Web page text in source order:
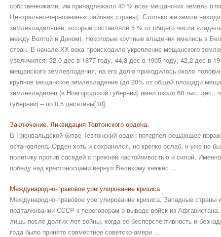
собственниками, им принадлежало 40 % всех мещанских земель
Центрально-черноземных районах страны). Столько же земли
землевладельцев, которые составляли 5 % от общего числа
между Волгой и Доном). Некоторые крупные владения имелись в
стран. В начале XX века происходило укрепление мещанского
увеличился: 32,0 дес в 1877 году, 44,3 дес в 1905 году, 42,2 дес в
мещанского землевладения, на его долю приходилось около
крупное мещанское землевладение (до 20% от общей площади
землевладелец (в Новгородской губернии) имел около 68 тыс. дес.,
губернии) – по 0,5 десятины[10].
Заключение. Ликвидация Тевтонского ордена.
В Грюнвальдской битве Тевтонский орден потерпел решающее
остановлена. Орден хоть и сохранился, но крепко ослаб, и уже не
политику против соседей с прежней настойчивостью и силой.
победу над крестоносцами вернул Великому княжес ...
Международно-правовое урегулирование кризиса
Международно-правовое урегулирование кризиса. Западные
подталкивании СССР к переговорам о выводе войск из
лишь после долгих лет войны, когда ее бесперспективность и
года было принято совместное советско-амери ...